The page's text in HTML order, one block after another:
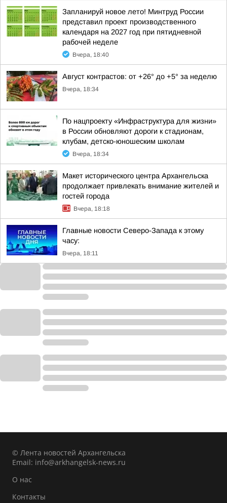
Запланируй новое лето! Минтруд России
представил проект производственного
календаря на 2027 год при пятидневной
рабочей неделе
Вчера, 18:40
Август контрастов: от +26° до +5° за неделю
Вчера, 18:34
По нацпроекту «Инфраструктура для жизни»
в России обновляют дороги к стадионам,
клубам, детско-юношеским школам
Вчера, 18:34
Макет исторического центра Архангельска
продолжает привлекать внимание жителей и
гостей города
Вчера, 18:18
Главные новости Северо-Запада к этому
часу:
Вчера, 18:11
© Лента новостей Архангельска
Email: info@arkhangelsk-news.ru
О нас
Контакты